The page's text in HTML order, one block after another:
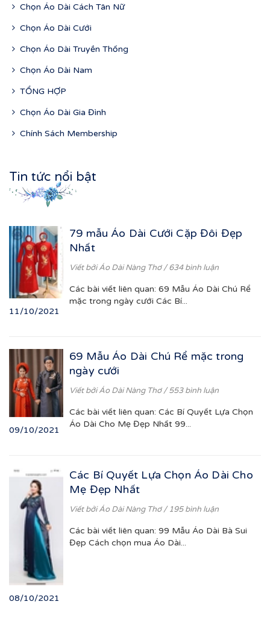
Chọn Áo Dài Cách Tân Nữ
Chọn Áo Dài Cưới
Chọn Áo Dài Truyền Thống
Chọn Áo Dài Nam
TỔNG HỢP
Chọn Áo Dài Gia Đình
Chính Sách Membership
Tin tức nổi bật
11/10/2021
79 mẫu Áo Dài Cưới Cặp Đôi Đẹp
Nhất
Viết bởiÁo Dài Nàng Thơ/ 634 bình luận
Các bài viết liên quan: 69 Mẫu Áo Dài Chú Rể
mặc trong ngày cưới Các Bí...
09/10/2021
69 Mẫu Áo Dài Chú Rể mặc trong
ngày cưới
Viết bởiÁo Dài Nàng Thơ/ 553 bình luận
Các bài viết liên quan: Các Bí Quyết Lựa Chọn
Áo Dài Cho Mẹ Đẹp Nhất 99...
08/10/2021
Các Bí Quyết Lựa Chọn Áo Dài Cho
Mẹ Đẹp Nhất
Viết bởiÁo Dài Nàng Thơ/ 195 bình luận
Các bài viết liên quan: 99 Mẫu Áo Dài Bà Sui
Đẹp Cách chọn mua Áo Dài...